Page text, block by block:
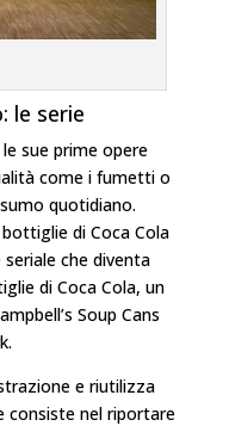
le serie
sue prime opere
come i fumetti o
quotidiano.
di Coca Cola
che diventa
di Coca Cola, un
Soup Cans
e riutilizza
consiste nel riportare